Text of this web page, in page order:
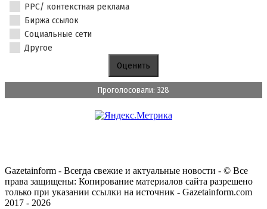
PPC/ контекстная реклама
Биржа ссылок
Социальные сети
Другое
Проголосовали: 328
Gazetainform - Всегда свежие и актуальные новости - © Все
права защищены: Копирование материалов сайта разрешено
только при указании ссылки на источник - Gazetainform.com
2017 - 2026